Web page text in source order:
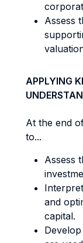
Assess
APPLYING
At the end
to...
​​​​​Assess
and
capital.